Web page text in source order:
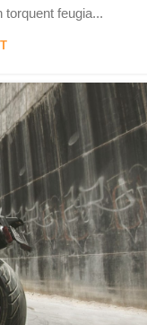
torquent feugia...